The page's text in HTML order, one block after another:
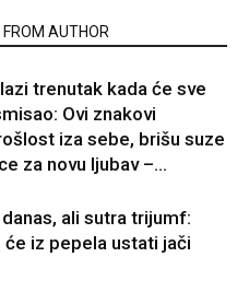
FROM AUTHOR
trenutak kada će sve
Ovi znakovi
iza sebe, brišu suze
za novu ljubav –...
ali sutra trijumf:
će iz pepela ustati jači